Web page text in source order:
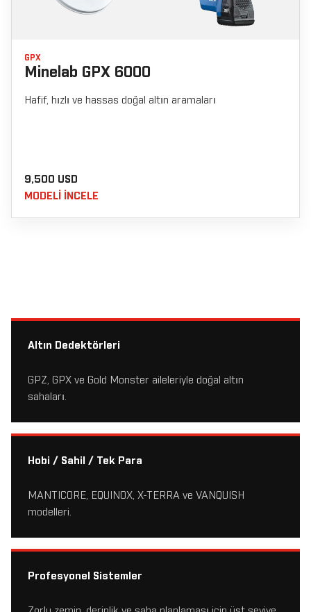
GPX
Minelab GPX 6000
Hafif, hızlı ve hassas doğal altın aramaları
9,500 USD
MODELI INCELE
Altın Dedektörleri
GPZ, GPX ve Gold Monster aileleriyle doğal altın
sahaları.
Hobi / Sahil / Tek Para
MANTICORE, EQUINOX, X-TERRA ve VANQUISH
modelleri.
Profesyonel Sistemler